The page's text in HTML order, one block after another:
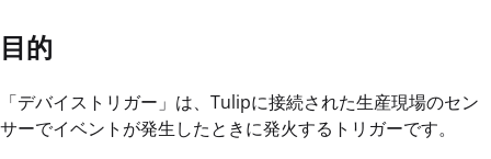
目的
「デバイストリガー」は、Tulipに接続された生産現場のセン
サーでイベントが発生したときに発火するトリガーです。